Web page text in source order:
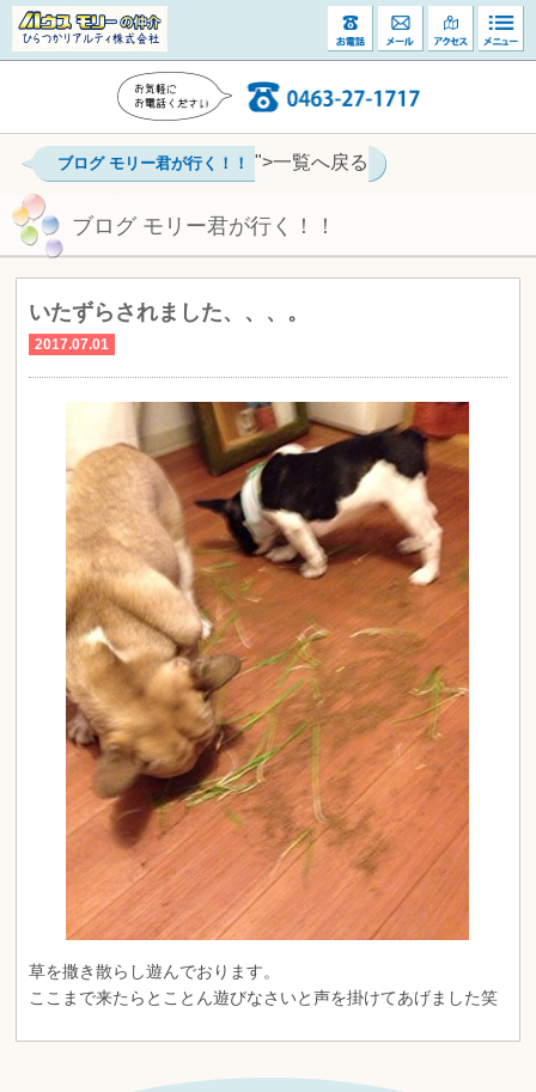
ブログ モリー君が行く！！ ">一覧へ戻る
ブログ モリー君が行く！！
いたずらされました、、、。
2017.07.01
草を撒き散らし遊んでおります。
ここまで来たらとことん遊びなさいと声を掛けてあげました笑